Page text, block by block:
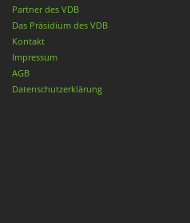
Partner des VDB
Das Präsidium des VDB
Kontakt
Impressum
AGB
Datenschutzerklärung